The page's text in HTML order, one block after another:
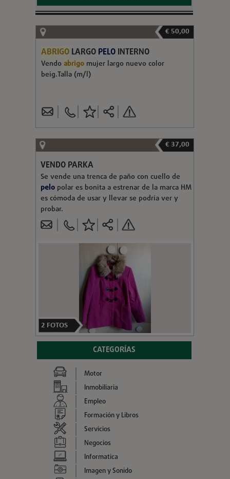
€ 50,00
ABRIGO LARGO PELO INTERNO
Vendoabrigo mujer largo nuevo color
beig.Talla (m/l)
€ 37,00
VENDO PARKA
Se vende una trenca de paño con cuello de
pelopolar es bonita a estrenar de la marca HM
es cómoda de usar y llevar se podría ver y
probar.
2 FOTOS
CATEGORÍAS
Motor
Inmobiliaria
Empleo
Formación y Libros
Servicios
Negocios
Informatica
Imagen y Sonido